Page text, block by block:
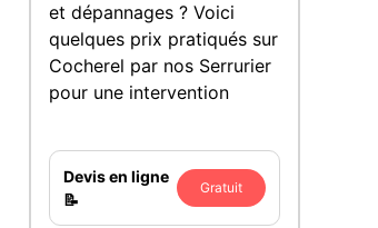
et dépannages ? Voici
quelques prix pratiqués sur
Cocherel par nos Serrurier
pour une intervention
Devis en ligne
📝
Gratuit